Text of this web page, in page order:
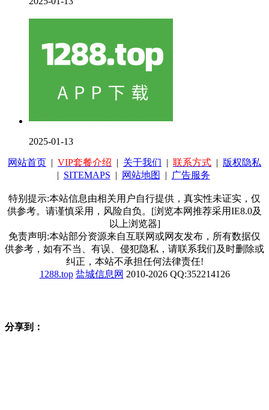
2025-01-13
网站首页 | VIP套餐介绍 | 关于我们 | 联系方式 | 版权隐私
| SITEMAPS | 网站地图 | 广告服务
特别提示:本站信息由相关用户自行提供，真实性未证实，仅
供参考。请谨慎采用，风险自负。[浏览本网推荐采用IE8.0及
以上浏览器]
免责声明:本站部分资源来自互联网或网友发布，所有数据仅
供参考，如有不当、有误、侵犯隐私，请联系我们及时删除或
纠正，本站不承担任何法律责任!
1288.top 盐城信息网 2010-2026 QQ:352214126
分享到：